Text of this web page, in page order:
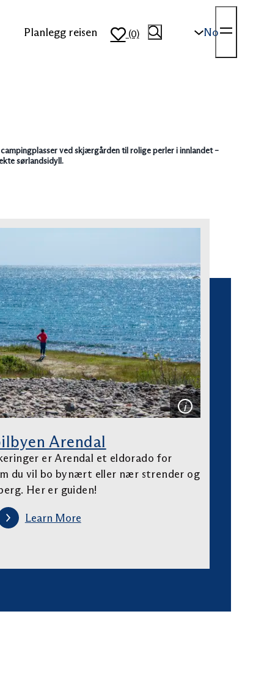
Planlegg reisen (0) No
ved skjærgården til rolige perler i innlandet –
sørlandsidyll.
Arendal
er Arendal et eldorado for
du vil bo bynært eller nær strender og
Her er guiden!
Learn More